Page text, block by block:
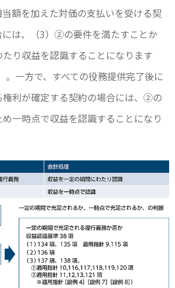
額を加えた対価の支払いを受ける契
は、（3）②の要件を満たすことか
り収益を認識することになります
。一方で、すべての役務提供完了後に
権利が確定する契約の場合には、②の
一時点で収益を認識することになり